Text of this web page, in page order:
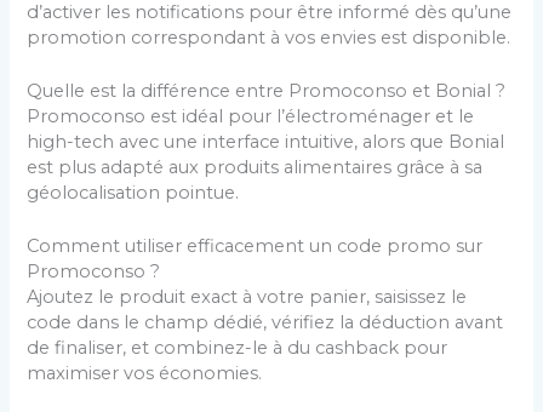
d’activer les notifications pour être informé dès qu’une
promotion correspondant à vos envies est disponible.
Quelle est la différence entre Promoconso et Bonial ?
Promoconso est idéal pour l’électroménager et le
high-tech avec une interface intuitive, alors que Bonial
est plus adapté aux produits alimentaires grâce à sa
géolocalisation pointue.
Comment utiliser efficacement un code promo sur
Promoconso ?
Ajoutez le produit exact à votre panier, saisissez le
code dans le champ dédié, vérifiez la déduction avant
de finaliser, et combinez-le à du cashback pour
maximiser vos économies.